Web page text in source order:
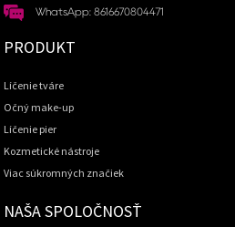
WhatsApp: 8616670804471
PRODUKT
Líčenie tváre
Očný make-up
Líčenie pier
Kozmetické nástroje
Viac súkromných značiek
NAŠA SPOLOČNOSŤ